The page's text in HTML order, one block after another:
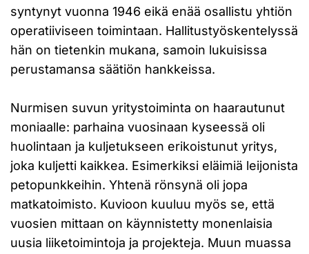
syntynyt vuonna 1946 eikä enää osallistu yhtiön
operatiiviseen toimintaan. Hallitustyöskentelyssä
hän on tietenkin mukana, samoin lukuisissa
perustamansa säätiön hankkeissa.
Nurmisen suvun yritystoiminta on haarautunut
moniaalle: parhaina vuosinaan kyseessä oli
huolintaan ja kuljetukseen erikoistunut yritys,
joka kuljetti kaikkea. Esimerkiksi eläimiä leijonista
petopunkkeihin. Yhtenä rönsynä oli jopa
matkatoimisto. Kuvioon kuuluu myös se, että
vuosien mittaan on käynnistetty monenlaisia
uusia liiketoimintoja ja projekteja. Muun muassa